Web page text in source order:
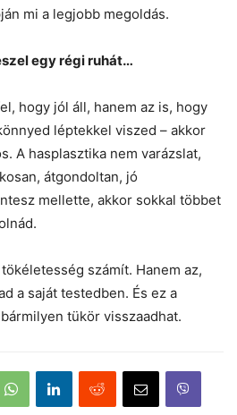
mi a legjobb megoldás.
egy régi ruhát…
hogy jól áll, hanem az is, hogy
léptekkel viszed – akkor
A hasplasztika nem varázslat,
átgondoltan, jó
mellette, akkor sokkal többet
számít. Hanem az,
a saját testedben. És ez a
tükör visszaadhat.